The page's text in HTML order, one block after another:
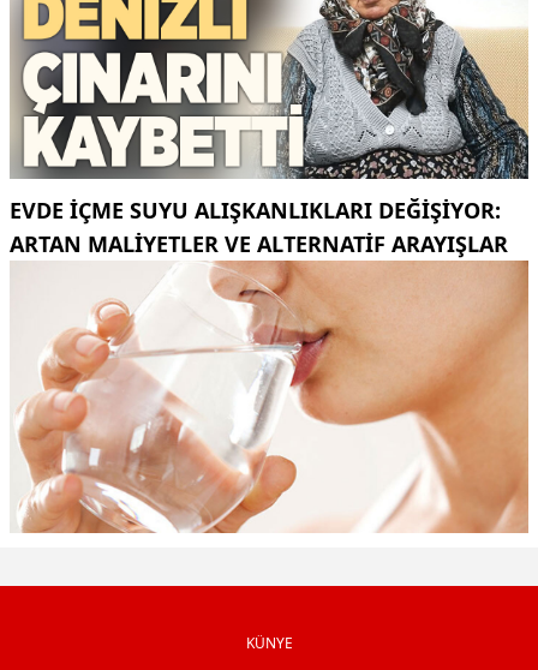
EVDE İÇME SUYU ALIŞKANLIKLARI DEĞIŞIYOR:
ARTAN MALIYETLER VE ALTERNATIF ARAYIŞLAR
KÜNYE